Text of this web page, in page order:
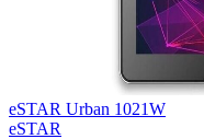
eSTAR Urban 1021W
eSTAR